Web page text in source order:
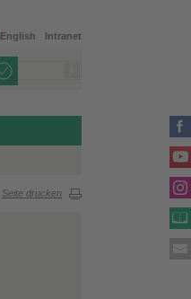
Intranet
English
Seite drucken